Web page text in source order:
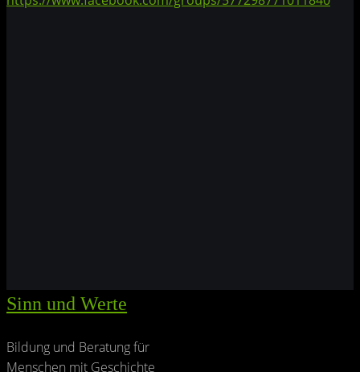
Sinn und Werte
Bildung und Beratung für
Menschen mit Geschichte